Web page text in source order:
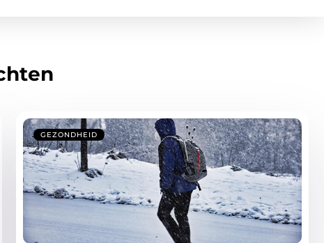
GEZONDHEID